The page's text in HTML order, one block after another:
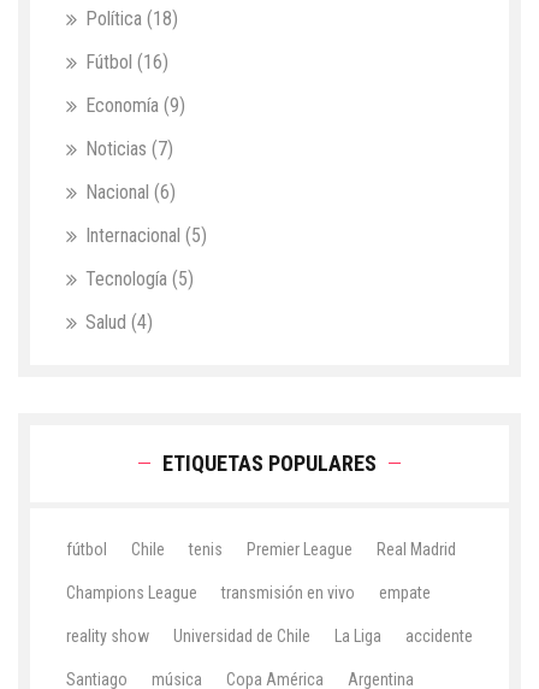
Política (18)
Fútbol (16)
Economía (9)
Noticias (7)
Nacional (6)
Internacional (5)
Tecnología (5)
Salud (4)
ETIQUETAS POPULARES
fútbol Chile tenis Premier League Real Madrid
Champions League transmisión en vivo empate
reality show Universidad de Chile La Liga accidente
Santiago música Copa América Argentina